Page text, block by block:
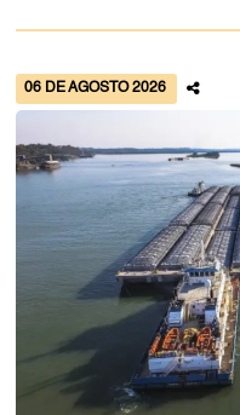
06 DE AGOSTO 2026